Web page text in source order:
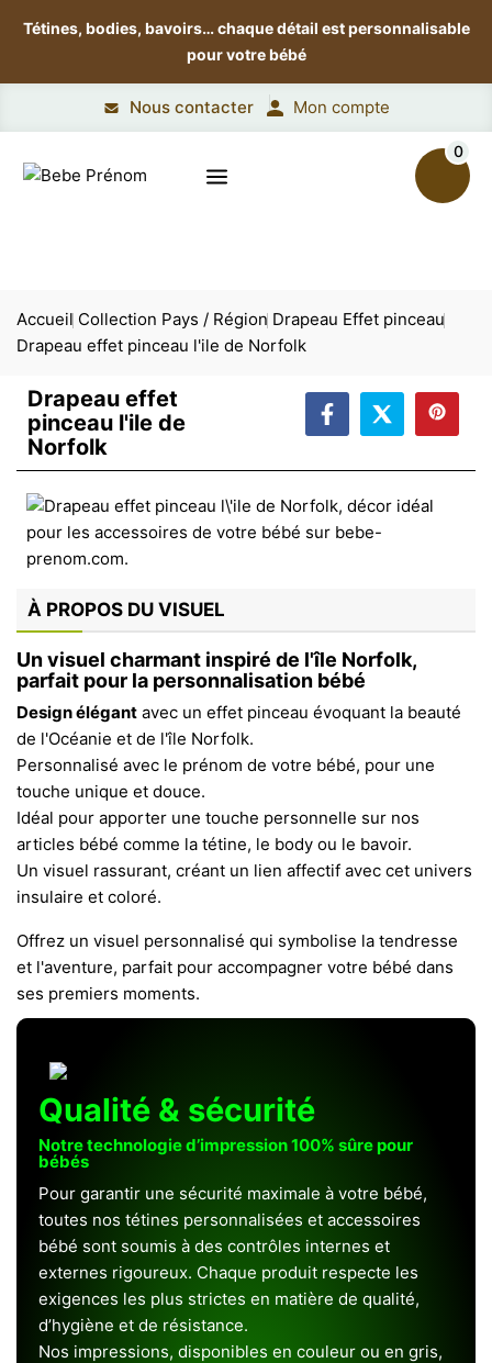
Tétines, bodies, bavoirs…chaque détail est personnalisable
pour votre bébé
Nous contacter Mon compte
0
Accueil Collection Pays / Région Drapeau Effet pinceau
Drapeau effet pinceau l'ile de Norfolk
Drapeau effet
pinceau l'ile de
Norfolk
À PROPOS DU VISUEL
Un visuel charmant inspiré de l'île Norfolk,
parfait pour la personnalisation bébé
Design élégant avec un effet pinceau évoquant la beauté
de l'Océanie et de l'île Norfolk.
Personnalisé avec le prénom de votre bébé, pour une
touche unique et douce.
Idéal pour apporter une touche personnelle sur nos
articles bébé comme la tétine, le body ou le bavoir.
Un visuel rassurant, créant un lien affectif avec cet univers
insulaire et coloré.
Offrez un visuel personnalisé qui symbolise la tendresse
et l'aventure, parfait pour accompagner votre bébé dans
ses premiers moments.
Qualité & sécurité
Notre technologie d’impression 100% sûre pour
bébés
Pour garantir une sécurité maximale à votre bébé,
toutes nos tétines personnalisées et accessoires
bébé sont soumis à des contrôles internes et
externes rigoureux. Chaque produit respecte les
exigences les plus strictes en matière de qualité,
d’hygiène et de résistance.
Nos impressions, disponibles en couleur ou en gris,